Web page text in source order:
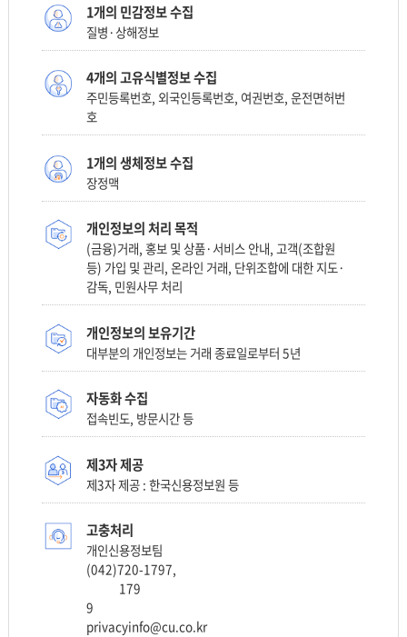
1개의 민감정보 수집
질병·상해정보
4개의 고유식별정보 수집
주민등록번호, 외국인등록번호, 여권번호, 운전면허번
호
1개의 생체정보 수집
장정맥
개인정보의 처리 목적
(금융)거래, 홍보 및 상품·서비스 안내, 고객(조합원
등) 가입 및 관리, 온라인 거래, 단위조합에 대한 지도·
감독, 민원사무 처리
개인정보의 보유기간
대부분의 개인정보는 거래 종료일로부터 5년
자동화 수집
접속빈도, 방문시간 등
제3자 제공
제3자 제공 : 한국신용정보원 등
고충처리
개인신용정보팀
(042)720-1797,
179
9
privacyinfo@cu.co.kr